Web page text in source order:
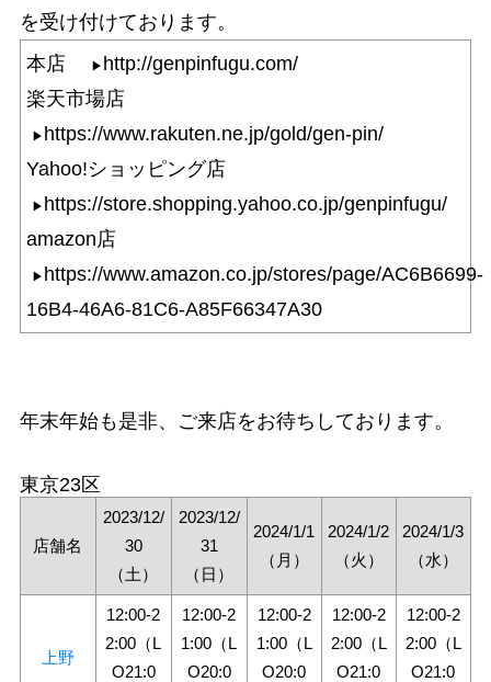
を受け付けております。
本店
http://genpinfugu.com/
楽天市場店
https://www.rakuten.ne.jp/gold/gen-pin/
Yahoo!ショッピング店
https://store.shopping.yahoo.co.jp/genpinfugu/
amazon店
https://www.amazon.co.jp/stores/page/AC6B6699-
16B4-46A6-81C6-A85F66347A30
年末年始も是非、ご来店をお待ちしております。
東京23区
店舗名
2023/12/
30
（土）
2023/12/
31
（日）
2024/1/1
（月）
2024/1/2
（火）
2024/1/3
（水）
上野
12:00-2
2:00（L
O21:0
12:00-2
1:00（L
O20:0
12:00-2
1:00（L
O20:0
12:00-2
2:00（L
O21:0
12:00-2
2:00（L
O21:0